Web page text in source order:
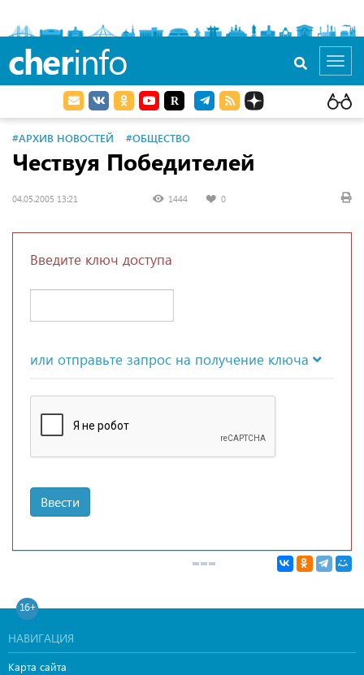
cherinfo
#АРХИВ НОВОСТЕЙ #ОБЩЕСТВО
Чествуя Победителей
04.05.2005 13:21 1444 0
Введите ключ доступа
или отправьте запрос на получение ключа
Ввести
16+
НАВИГАЦИЯ
Карта сайта